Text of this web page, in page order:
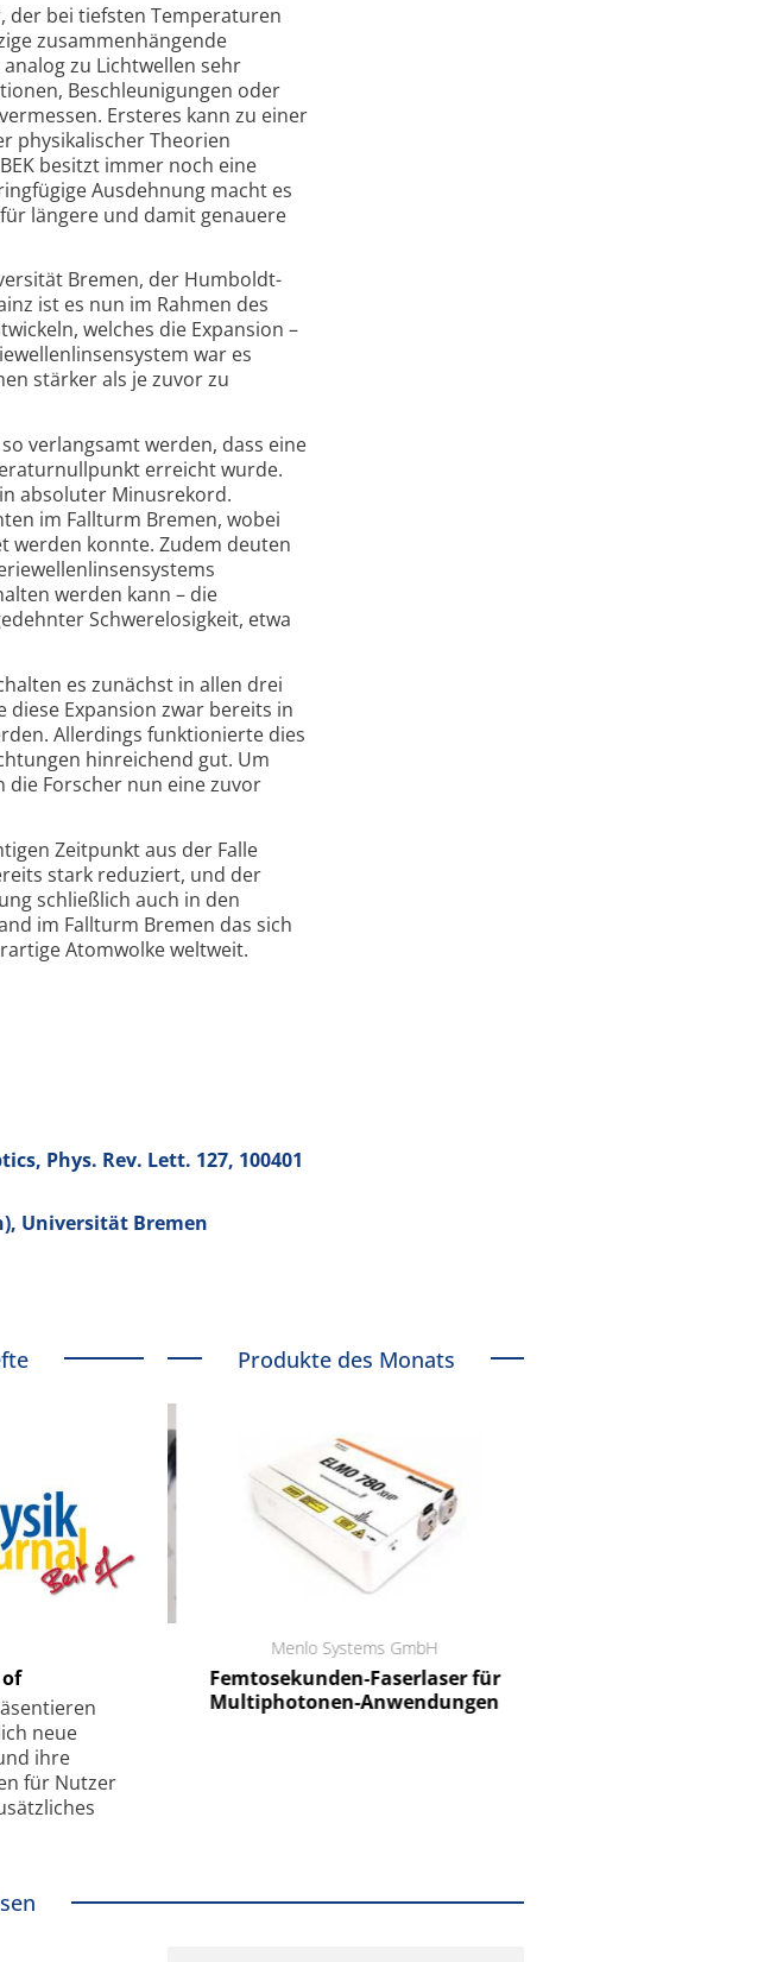
der bei tiefsten Temperaturen
zusammen­hängende
zu Lichtwellen sehr
Beschleunigungen oder
Ersteres kann zu einer
physikalischer Theorien
besitzt immer noch eine
Ausdehnung macht es
längere und damit genauere
Bremen, der Humboldt-
ist es nun im Rahmen des
welches die Expansion –
war es
stärker als je zuvor zu
verlangsamt werden, dass eine
erreicht wurde.
absoluter Minus­rekord.
im Fallturm Bremen, wobei
werden konnte. Zudem deuten
werden kann – die
Schwerelosigkeit, etwa
es zunächst in allen drei
Expansion zwar bereits in
Allerdings funktionierte dies
hinreichend gut. Um
Forscher nun eine zuvor
Zeitpunkt aus der Falle
stark reduziert, und der
schließlich auch in den
im Fallturm Bremen das sich
Atomwolke weltweit.
Phys. Rev. Lett. 127, 100401
Universität Bremen
neue
ihre
für Nutzer
Produkte des Monats
auf
Raum
Menlo Systems GmbH
Femtosekunden-Faserlaser für
Multiphotonen-Anwendungen